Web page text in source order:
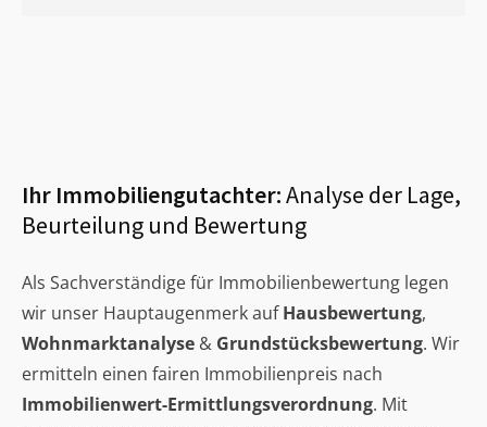
Ihr Immobiliengutachter:Analyse der Lage,
Beurteilung und Bewertung
Als Sachverständige für Immobilienbewertung legen
wir unser Hauptaugenmerk aufHausbewertung,
Wohnmarktanalyse & Grundstücksbewertung. Wir
ermitteln einen fairen Immobilienpreis nach
Immobilienwert-Ermittlungsverordnung. Mit